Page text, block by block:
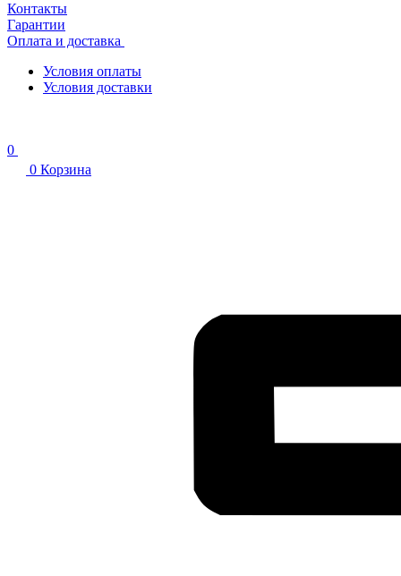
Контакты
Гарантии
Оплата и доставка
Условия оплаты
Условия доставки
0
0 Корзина